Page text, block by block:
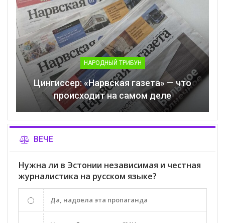
НАРОДНЫЙ ТРИБУН
Цингиссер: «Нарвская газета» — что
происходит на самом деле
ВЕЧЕ
Нужна ли в Эстонии независимая и честная
журналистика на русском языке?
Да, надоела эта пропаганда